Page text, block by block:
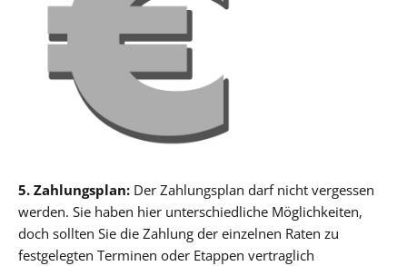
5. Zahlungsplan: Der Zahlungsplan darf nicht vergessen
werden. Sie haben hier unterschiedliche Möglichkeiten,
doch sollten Sie die Zahlung der einzelnen Raten zu
festgelegten Terminen oder Etappen vertraglich